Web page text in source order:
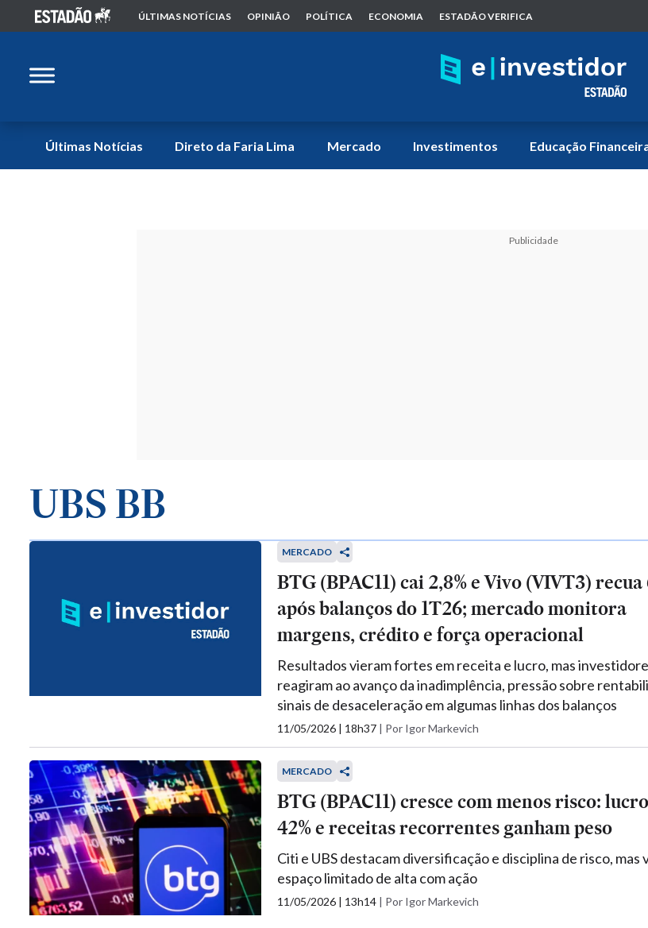
ÚLTIMAS NOTÍCIAS OPINIÃO POLÍTICA ECONOMIA ESTADÃO VERIFICA
Últimas Notícias Direto da Faria Lima Mercado Investimentos Educação
Publicidade
UBS BB
MERCADO
BTG (BPAC11) cai 2,8% e Vivo (VIVT3) recua
após balanços do 1T26; mercado monitora
margens, crédito e força operacional
Resultados vieram fortes em receita e lucro, mas
reagiram ao avanço da inadimplência, pressão sobre
sinais de desaceleração em algumas linhas dos balanços
11/05/2026 | 18h37 | Por Igor Markevich
MERCADO
BTG (BPAC11) cresce com menos risco:
42% e receitas recorrentes ganham peso
Citi e UBS destacam diversificação e disciplina de risco, mas
espaço limitado de alta com ação
11/05/2026 | 13h14 | Por Igor Markevich